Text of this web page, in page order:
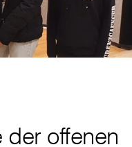
der offenen